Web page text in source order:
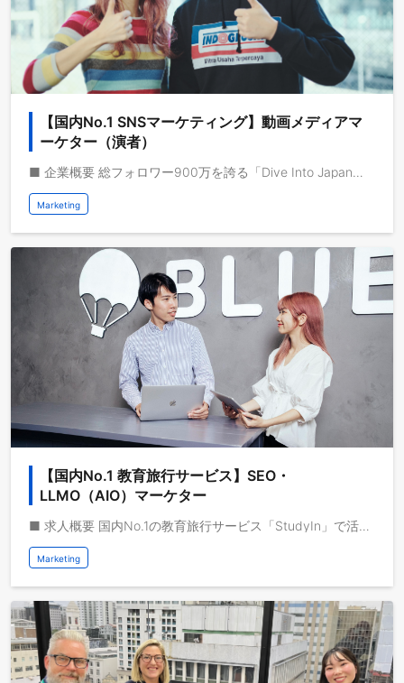
【国内No.1 SNSマーケティング】動画メディアマ
ーケター（演者）
■ 企業概要 総フォロワー900万を誇る「Dive Into Japan」と「StudyInシリーズ」の各動画プラットフォームから発信されるコンテンツのメディアマーケターを担って頂きます。英語力は片言の英会話レベル~ネイティブレベルまで幅広く募集しており、国内向け、海外向けどちらのチャンネルにもチャレンジいただきます。 動画メディアを共通基盤として海外事業を急成長させている株式会社ブルードは、取扱高を三桁億から四桁億へスケールするフェーズにいます。自己資本経営、取扱高約三桁億、営業利益一桁億、日本最大級の教育旅行サービスを運営しており、これから世界で教育旅行サービスの垂直統合モデルを実現し、世界で最も人々のライフチェンジをサポートする企業になりたいと考えています。 ◆求人概要 特定の動画メディアだけでなく、横断的に複数のチャンネルに出演頂く予定です。英語力がビジネスレベル以上であれば、海外向けチャンネルにもチャレンジいただきます。 ◆業務イメージ ・1人~4人での動画撮影、タイアップ企画撮影、コラボレーション撮影、企業・教育機関での講演、メディア取材対応、その他撮影に付随する業務あり。
Marketing
【国内No.1 教育旅行サービス】SEO・
LLMO（AIO）マーケター
■ 求人概要 国内No.1の教育旅行サービス「StudyIn」で活躍するSEO・LLMO・AIO担当を募集します。 動画メディアを共通基盤として海外事業を急成長させている株式会社ブルードは、取扱高を三桁億から四桁億へスケールするフェーズにいます。自己資本経営、取扱高約三桁億、営業利益一桁億、日本最大級の教育旅行サービスを運営しており、これから世界で教育旅行サービスの垂直統合モデルを実現し、世界で最も人々のライフチェンジをサポートする企業になりたいと考えています。 ■ 具体的な業務 - GPTやAIオーバービューが引用する可能性が高い記事構成、表現方法を研究、改善 - AI 参照向けスニペットの作成 - プロンプトABテスト。GPT/Claude /Gemini での引用率をテスト、記事構成を改善 - EEATを強化。独自性、権威性のある記事を企画、研修 - AIが信頼性を評価しやすいよう、出典・統計データ・権威ある情報源を活用 - 構造化データ（FAQ/HowTo/Product/About）の実装 - AIがクロールするWebページ（ブログ/FAQ/政府系サイト等）を研究 - AIサーチの解答をクロールし、類似サービスが引用されるトピックをDB化 - AI引用回数やAI回答での表示有無のデータトラッキングと改善 - 既存記事をAI最適化観点から編集 - LLMの世界知識に自社とサービスの情報を組み込む - 編集者、エンジニア向けにLLMO研修を実施、全社でナレッジを共有 【ブルードの『いま』が解る会社紹介資料】 https://speakerdeck.com/blued/zhu-shi-hui-she-burudohui-she-shao-jie 【最新NEWS】 - 『大阪・関西万博』オーストラリアパビリオンに弊社メディアが出演します https://blued.jp/archives/3565 - イギリスのBBCテレビ『Blue Peter』に「Dive Into Japan」として出演しました https://blued.jp/archives/3546 - 『Dive Into Japan』のYouTube登録者数が100万人を突破しました https://blued.jp/archives/3538 -『Spotify』の電車内ポスターにて弊社メディアが「まるまる1両」ジャックしました https://blued.jp/archives/3525 - YouTubeチャンネル「StudyInネイティブ英会話」が100万登録を突破しました https://blued.jp/archives/3391 - 『日本経済新聞』にブルードに関する記事が掲載されました https://blued.jp/archives/3033
Marketing